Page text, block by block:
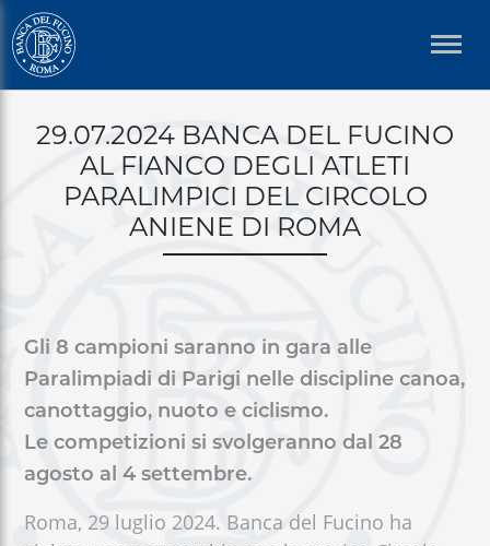
Welcome
to
All
in
Accessibility
One
Accessibility
screen
reader,
"Ctrl
Salta
al
contenuto
principale
pane
29.07.2024 BANCA DEL FUCINO
AL FIANCO DEGLI ATLETI
PARALIMPICI DEL CIRCOLO
ANIENE DI ROMA
Gli 8 campioni saranno in gara alle
Paralimpiadi di Parigi nelle discipline canoa,
canottaggio, nuoto e ciclismo.
Le competizioni si svolgeranno dal 28
agosto al 4 settembre.
Roma, 29 luglio 2024. Banca del Fucino ha